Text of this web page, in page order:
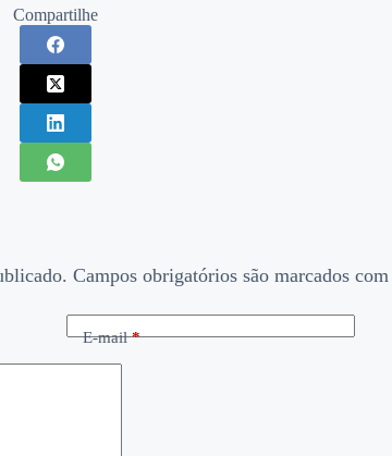
Compartilhe
Campos obrigatórios são marcados com
E-mail*